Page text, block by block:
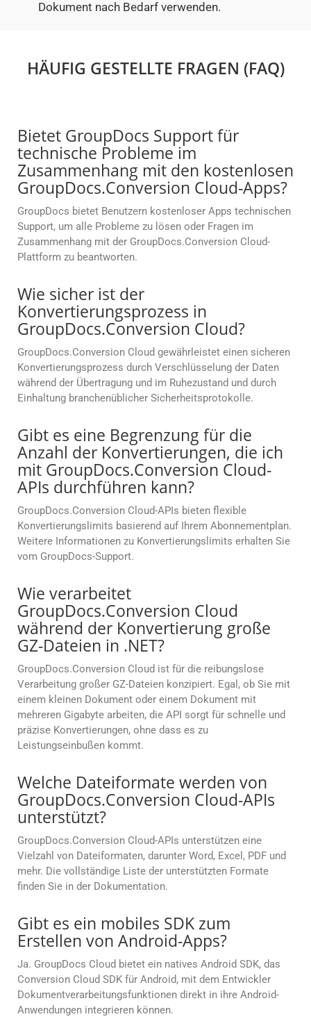
Dokument nach Bedarf verwenden.
HÄUFIG GESTELLTE FRAGEN (FAQ)
Bietet GroupDocs Support für
technische Probleme im
Zusammenhang mit den kostenlosen
GroupDocs.Conversion Cloud-Apps?
GroupDocs bietet Benutzern kostenloser Apps technischen
Support, um alle Probleme zu lösen oder Fragen im
Zusammenhang mit der GroupDocs.Conversion Cloud-
Plattform zu beantworten.
Wie sicher ist der
Konvertierungsprozess in
GroupDocs.Conversion Cloud?
GroupDocs.Conversion Cloud gewährleistet einen sicheren
Konvertierungsprozess durch Verschlüsselung der Daten
während der Übertragung und im Ruhezustand und durch
Einhaltung branchenüblicher Sicherheitsprotokolle.
Gibt es eine Begrenzung für die
Anzahl der Konvertierungen, die ich
mit GroupDocs.Conversion Cloud-
APIs durchführen kann?
GroupDocs.Conversion Cloud-APIs bieten flexible
Konvertierungslimits basierend auf Ihrem Abonnementplan.
Weitere Informationen zu Konvertierungslimits erhalten Sie
vom GroupDocs-Support.
Wie verarbeitet
GroupDocs.Conversion Cloud
während der Konvertierung große
GZ-Dateien in .NET?
GroupDocs.Conversion Cloud ist für die reibungslose
Verarbeitung großer GZ-Dateien konzipiert. Egal, ob Sie mit
einem kleinen Dokument oder einem Dokument mit
mehreren Gigabyte arbeiten, die API sorgt für schnelle und
präzise Konvertierungen, ohne dass es zu
Leistungseinbußen kommt.
Welche Dateiformate werden von
GroupDocs.Conversion Cloud-APIs
unterstützt?
GroupDocs.Conversion Cloud-APIs unterstützen eine
Vielzahl von Dateiformaten, darunter Word, Excel, PDF und
mehr. Die vollständige Liste der unterstützten Formate
finden Sie in der Dokumentation.
Gibt es ein mobiles SDK zum
Erstellen von Android-Apps?
Ja. GroupDocs Cloud bietet ein natives Android SDK, das
Conversion Cloud SDK für Android, mit dem Entwickler
Dokumentverarbeitungsfunktionen direkt in ihre Android-
Anwendungen integrieren können.